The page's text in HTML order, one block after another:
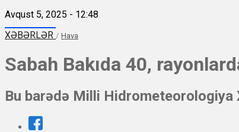
Avqust 5, 2025 - 12:48
XƏBƏRLƏR / Hava
Sabah Bakıda 40,
Bu barədə Milli Hidrometeorologiya